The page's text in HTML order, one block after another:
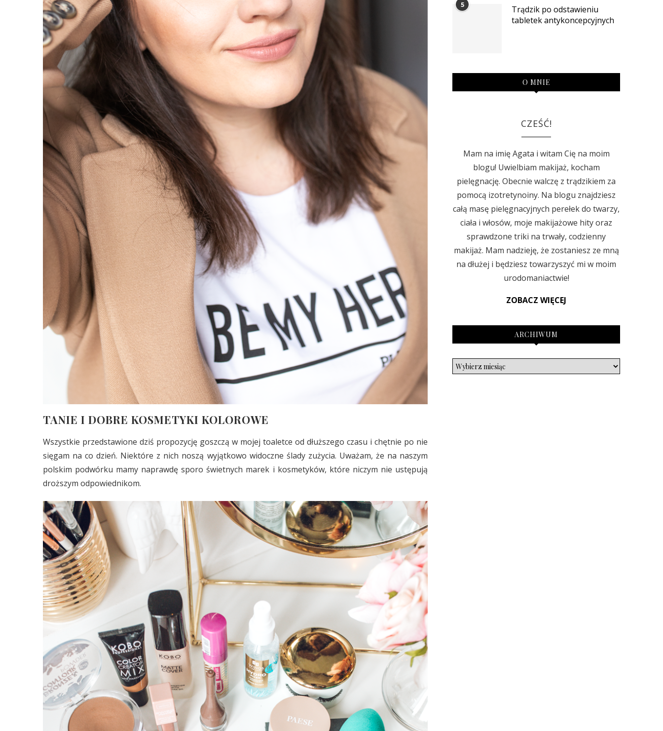
TANIE I DOBRE KOSMETYKI KOLOROWE
Wszystkie przedstawione dziś propozycję goszczą w mojej toaletce od dłuższego czasu i chętnie po nie
sięgam na co dzień. Niektóre z nich noszą wyjątkowo widoczne ślady zużycia. Uważam, że na naszym
polskim podwórku mamy naprawdę sporo świetnych marek i kosmetyków, które niczym nie ustępują
droższym odpowiednikom.
5
Trądzik po odstawieniu
tabletek antykoncepcyjnych
O MNIE
CZEŚĆ!
Mam na imię Agata i witam Cię na moim
blogu! Uwielbiam makijaż, kocham
pielęgnację. Obecnie walczę z trądzikiem za
pomocą izotretynoiny. Na blogu znajdziesz
całą masę pielęgnacyjnych perełek do twarzy,
ciała i włosów, moje makijażowe hity oraz
sprawdzone triki na trwały, codzienny
makijaż. Mam nadzieję, że zostaniesz ze mną
na dłużej i będziesz towarzyszyć mi w moim
urodomaniactwie!
ZOBACZ WIĘCEJ
ARCHIWUM